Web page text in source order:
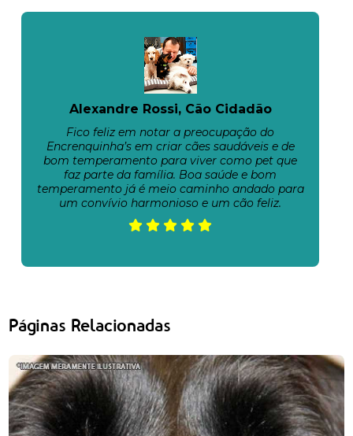
Alexandre Rossi, Cão Cidadão
Fico feliz em notar a preocupação do
Encrenquinha’s em criar cães saudáveis e de
bom temperamento para viver como pet que
faz parte da família. Boa saúde e bom
temperamento já é meio caminho andado para
um convívio harmonioso e um cão feliz.
Páginas Relacionadas